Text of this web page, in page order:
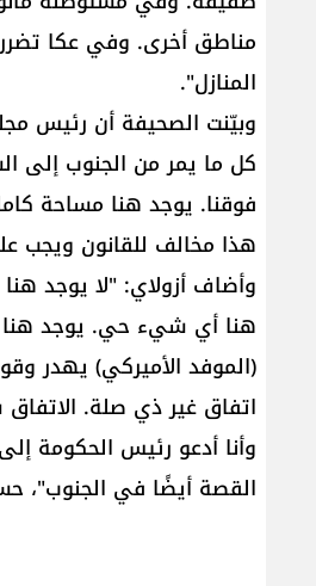
مناطق أخرى. وفي عكا
المنازل".
وبيّنت الصحيفة أن رئيس
كل ما يمر من الجنوب إلى
فوقنا. يوجد هنا مساحة
هذا مخالف للقانون ويجب
وأضاف أزولاي: "لا يوجد هنا
هنا أي شيء حي. يوجد هنا
(الموفد الأميركي) يهدر
اتفاق غير ذي صلة.
وأنا أدعو رئيس الحكومة
القصة أيضًا في الجنوب"،